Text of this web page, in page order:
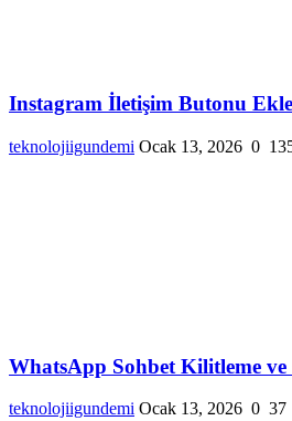
Instagram İletişim Butonu
teknolojiigundemi Ocak 13, 2026 0
WhatsApp Sohbet Kilitleme ve
teknolojiigundemi Ocak 13, 2026 0 37